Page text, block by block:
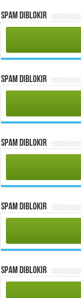
Spam Diblokir
Spam Diblokir
Spam Diblokir
Spam Diblokir
Spam Diblokir